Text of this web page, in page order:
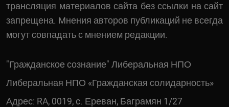
трансляция материалов сайта без ссылки на сайт
запрещена. Мнения авторов публикаций не всегда
могут совпадать с мнением редакции.
"Гражданское сознание" Либеральная НПО
Либеральная НПО «Гражданская солидарность»
Адрес: RA, 0019, c. Ереван, Баграмян 1/27